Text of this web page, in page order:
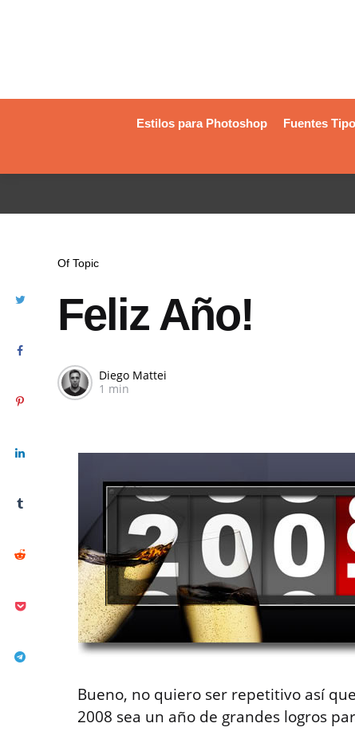
Estilos para Photoshop Fuentes
Of Topic
Feliz Año!
Diego Mattei
1 min
Bueno, no quiero ser repetitivo así
2008 sea un año de grandes logros